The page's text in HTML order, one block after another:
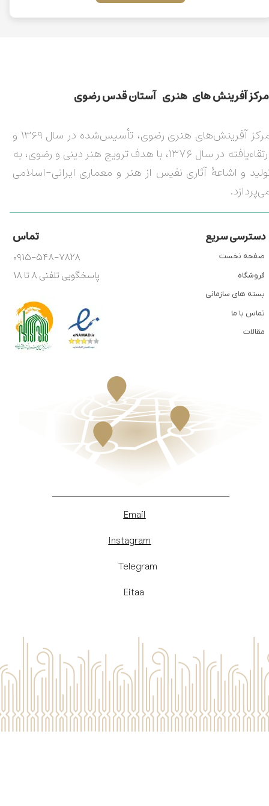
مركز آفرينش های هنری آستان قدس رضوی​​​​​​​​​​​​​​
مرکز آفرینش‌های هنری رضوی، تأسیس‌شده در سال ۱۳۶۹ و
ارتقاءیافته در سال ۱۳۷۶، با هدف ترویج هنر دینی و رضوی، به
و اشاعۀ آثاری نفیس از هنر و معماری ایرانی-اسلامی
دسترسی سریع تماس
۰۹۱۵-۵۴۸-۷۸۲۸
پاسخگویی تلفنی ۸ تا ۱۸
صفحه نخست
فروشگاه
بسته های سازمانی
تماس با ما
مقالات
Email
Instagram
​Telegram
Eitaa